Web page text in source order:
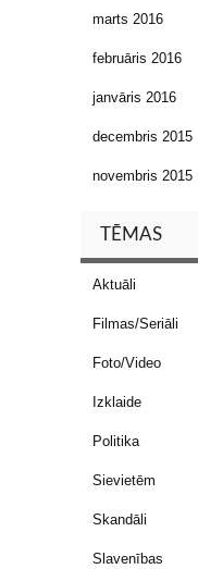
marts 2016
februāris 2016
janvāris 2016
decembris 2015
novembris 2015
TĒMAS
Aktuāli
Filmas/Seriāli
Foto/Video
Izklaide
Politika
Sievietēm
Skandāli
Slavenības